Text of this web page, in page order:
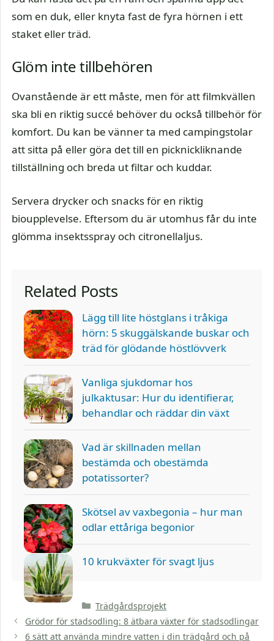
som en duk, eller knyta fast de fyra hörnen i ett
staket eller träd.
Glöm inte tillbehören
Ovanstående är ett måste, men för att filmkvällen
ska bli en riktig succé behöver du också tillbehör för
komfort. Du kan be vänner ta med campingstolar
att sitta på eller göra det till en picknickliknande
tillställning och breda ut filtar och kuddar.
Servera drycker och snacks för en riktig
bioupplevelse. Eftersom du är utomhus får du inte
glömma insektsspray och citronellaljus.
Related Posts
Lägg till lite höstglans i tråkiga
hörn: 5 skuggälskande buskar och
träd för glödande höstlövverk
Vanliga sjukdomar hos
julkaktusar: Hur du identifierar,
behandlar och räddar din växt
Vad är skillnaden mellan
bestämda och obestämda
potatissorter?
Skötsel av vaxbegonia – hur man
odlar ettåriga begonior
10 krukväxter för svagt ljus
Kategorier
Trädgårdsprojekt
Grödor för stadsodling: 8 ätbara växter för stadsodlingar
6 sätt att använda mindre vatten i din trädgård och på